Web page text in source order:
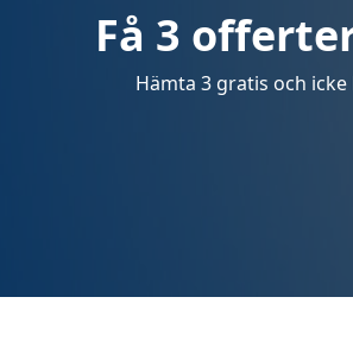
Få 3
Hämta 3 gratis och